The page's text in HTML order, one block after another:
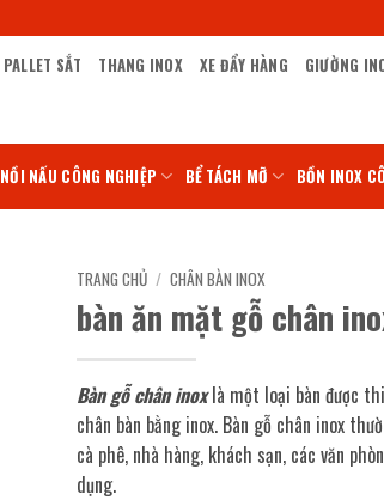
PALLET SẮT THANG INOX XE ĐẨY HÀNG GIƯỜNG
NỒI NẤU CÔNG NGHIỆP BỂ TÁCH MỠ BỒN INOX
TRANG CHỦ / CHÂN BÀN INOX
bàn ăn mặt gỗ chân
Bàn gỗ chân inoxlà một loại bàn được
chân bàn bằng inox. Bàn gỗ chân inox
cà phê, nhà hàng, khách sạn, các văn
dụng.